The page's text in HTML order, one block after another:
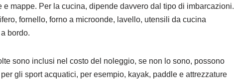
mappe. Per la cucina, dipende davvero dal tipo di imbarcazioni.
fornello, forno a microonde, lavello, utensili da cucina
bordo.
sono inclusi nel costo del noleggio, se non lo sono, possono
gli sport acquatici, per esempio, kayak, paddle e attrezzature